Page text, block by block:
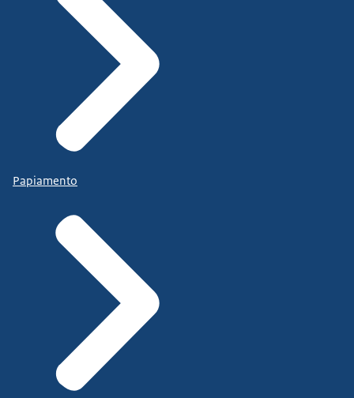
Papiamento